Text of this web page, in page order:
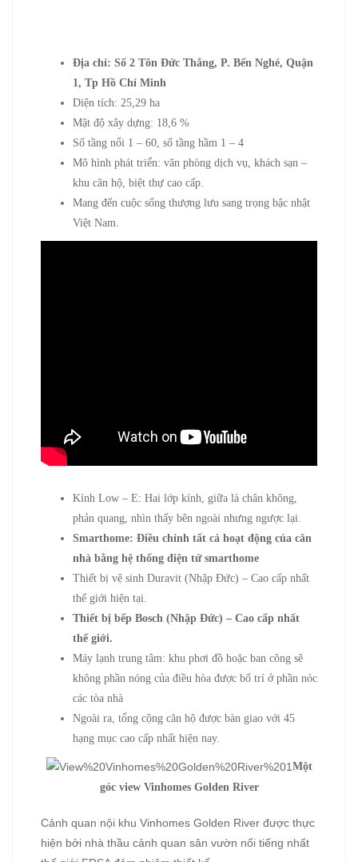
Địa chỉ: Số 2 Tôn Đức Thắng, P. Bến Nghé, Quận
1, Tp Hồ Chí Minh
Diện tích: 25,29 ha
Mật độ xây dựng: 18,6 %
Số tầng nổi 1 – 60, số tầng hầm 1 – 4
Mô hình phát triển: văn phòng dịch vụ, khách sạn –
khu căn hộ, biệt thự cao cấp.
Mang đến cuộc sống thượng lưu sang trọng bậc nhật
Việt Nam.
Kính Low – E: Hai lớp kính, giữa là chân không,
phản quang, nhìn thấy bên ngoài nhưng ngược lại.
Smarthome: Điều chỉnh tất cả hoạt động của căn
nhà bằng hệ thống điện tử smarthome
Thiết bị vệ sinh Duravit (Nhập Đức) – Cao cấp nhất
thế giới hiện tại.
Thiết bị bếp Bosch (Nhập Đức) – Cao cấp nhất
thế giới.
Máy lạnh trung tâm: khu phơi đồ hoặc ban công sẽ
không phần nóng của điều hòa được bố trí ở phần nóc
các tòa nhà
Ngoài ra, tổng cộng căn hộ được bàn giao với 45
hạng mục cao cấp nhất hiện nay.
Một
góc view Vinhomes Golden River
Cảnh quan nội khu Vinhomes Golden River được thực
hiện bởi nhà thầu cảnh quan sân vườn nổi tiếng nhất